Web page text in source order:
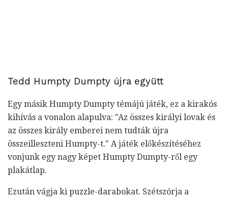
Tedd Humpty Dumpty újra együtt
Egy másik Humpty Dumpty témájú játék, ez a kirakós
kihívás a vonalon alapulva: "Az összes királyi lovak és
az összes király emberei nem tudták újra
összeilleszteni Humpty-t." A játék előkészítéséhez
vonjunk egy nagy képet Humpty Dumpty-ről egy
plakátlap.
Ezután vágja ki puzzle-darabokat. Szétszórja a